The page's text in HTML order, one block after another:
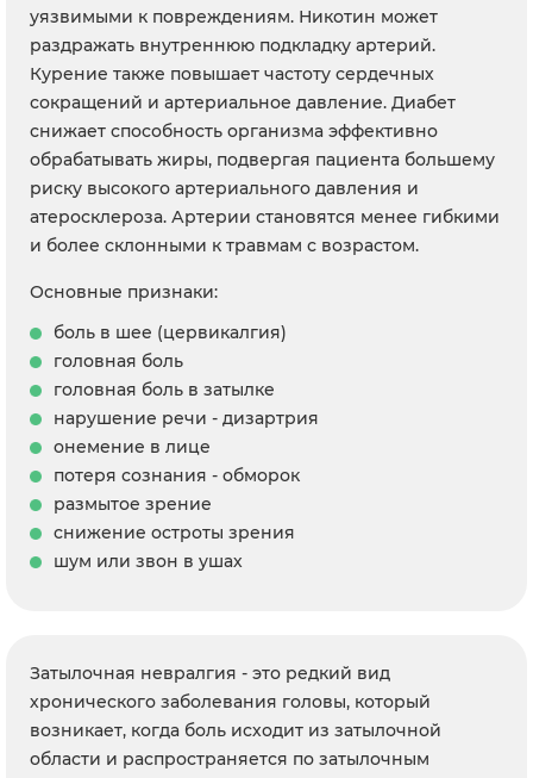
уязвимыми к повреждениям. Никотин может
раздражать внутреннюю подкладку артерий.
Курение также повышает частоту сердечных
сокращений и артериальное давление. Диабет
снижает способность организма эффективно
обрабатывать жиры, подвергая пациента большему
риску высокого артериального давления и
атеросклероза. Артерии становятся менее гибкими
и более склонными к травмам с возрастом.
Основные признаки:
боль в шее (цервикалгия)
головная боль
головная боль в затылке
нарушение речи - дизартрия
онемение в лице
потеря сознания - обморок
размытое зрение
снижение остроты зрения
шум или звон в ушах
Затылочная невралгия - это редкий вид
хронического заболевания головы, который
возникает, когда боль исходит из затылочной
области и распространяется по затылочным